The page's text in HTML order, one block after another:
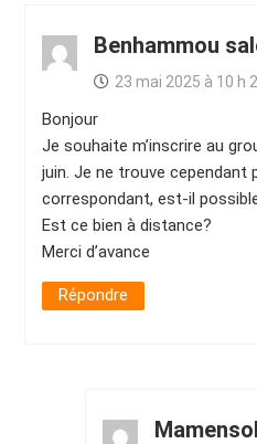
Benhammou
23 mai 2025 à 10 h
Bonjour
Je souhaite m’inscrire au
juin. Je ne trouve cependant
correspondant, est-il
Est ce bien à distance?
Merci d’avance
Répondre